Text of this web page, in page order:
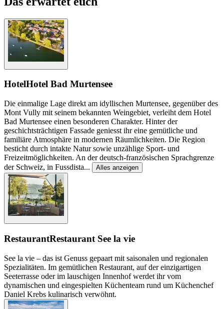
HotelHotel Bad Murtensee
Die einmalige Lage direkt am idyllischen Murtensee, gegenüber des
Mont Vully mit seinem bekannten Weingebiet, verleiht dem Hotel
Bad Murtensee einen besonderen Charakter. Hinter der
geschichtsträchtigen Fassade geniesst ihr eine gemütliche und
familiäre Atmosphäre in modernen Räumlichkeiten. Die Region
besticht durch intakte Natur sowie unzählige Sport- und
Freizeitmöglichkeiten. An der deutsch-französischen Sprachgrenze
der Schweiz, in Fussdista... Alles anzeigen
RestaurantRestaurant See la vie
See la vie – das ist Genuss gepaart mit saisonalen und regionalen
Spezialitäten. Im gemütlichen Restaurant, auf der einzigartigen
Seeterrasse oder im lauschigen Innenhof werdet ihr vom
dynamischen und eingespielten Küchenteam rund um Küchenchef
Daniel Krebs kulinarisch verwöhnt.